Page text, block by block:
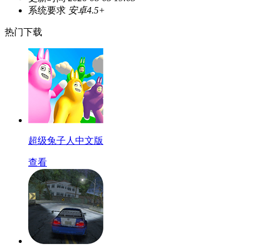
系统要求 安卓4.5+
热门下载
超级兔子人中文版
查看